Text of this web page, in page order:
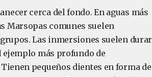
cerca del fondo. En aguas más
Marsopas comunes suelen
Las inmersiones suelen durar
ejemplo más profundo de
pequeños dientes en forma de